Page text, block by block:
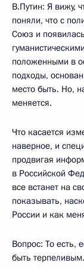
В.Путин: Я вижу,
поняли, что с
Союз и
положенными в
подходы,
место быть. Но,
меняется.
Что касается
наверное, и
продвигая
в Российской
все встанет на
показывать,
России и как
Вопрос: То есть,
быть терпеливым.